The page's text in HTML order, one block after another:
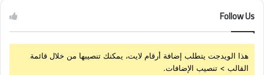
Follow Us
هذا الويدجت يتطلب إضافة أرقام لايت، يمكنك تنصيبها من خلال قائمة
القالب > تنصيب الإضافات.